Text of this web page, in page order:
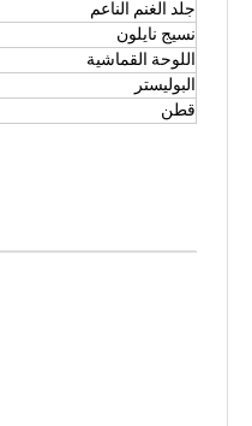
جلد الغنم الناعم
نسيج نايلون
اللوحة القماشية
البوليستر
قطن